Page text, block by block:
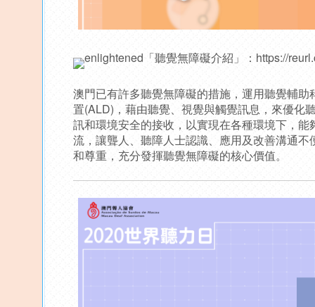
「聽覺無障礙介紹」： https://
澳門已有許多聽覺無障礙的措施，運用聽覺輔助
置(ALD)，藉由聽覺、視覺與觸覺訊息，來優化
訊和環境安全的接收，以實現在各種環境下，能
流，讓聾人、聽障人士認識、應用及改善溝通不
和尊重，充分發揮聽覺無障礙的核心價值。